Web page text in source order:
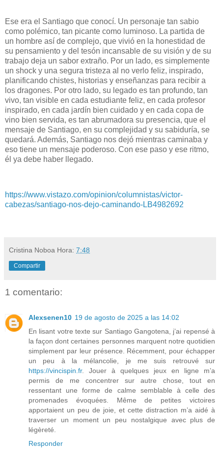
Ese era el Santiago que conocí. Un personaje tan sabio
como polémico, tan picante como luminoso. La partida de
un hombre así de complejo, que vivió en la honestidad de
su pensamiento y del tesón incansable de su visión y de su
trabajo deja un sabor extraño. Por un lado, es simplemente
un shock y una segura tristeza al no verlo feliz, inspirado,
planificando chistes, historias y enseñanzas para recibir a
los dragones. Por otro lado, su legado es tan profundo, tan
vivo, tan visible en cada estudiante feliz, en cada profesor
inspirado, en cada jardín bien cuidado y en cada copa de
vino bien servida, es tan abrumadora su presencia, que el
mensaje de Santiago, en su complejidad y su sabiduría, se
quedará. Además, Santiago nos dejó mientras caminaba y
eso tiene un mensaje poderoso. Con ese paso y ese ritmo,
él ya debe haber llegado.
https://www.vistazo.com/opinion/columnistas/victor-
cabezas/santiago-nos-dejo-caminando-LB4982692
Cristina Noboa Hora: 7:48
Compartir
1 comentario:
Alexsenen10 19 de agosto de 2025 a las 14:02
En lisant votre texte sur Santiago Gangotena, j’ai repensé à
la façon dont certaines personnes marquent notre quotidien
simplement par leur présence. Récemment, pour échapper
un peu à la mélancolie, je me suis retrouvé sur
https://vincispin.fr. Jouer à quelques jeux en ligne m’a
permis de me concentrer sur autre chose, tout en
ressentant une forme de calme semblable à celle des
promenades évoquées. Même de petites victoires
apportaient un peu de joie, et cette distraction m’a aidé à
traverser un moment un peu nostalgique avec plus de
légèreté.
Responder